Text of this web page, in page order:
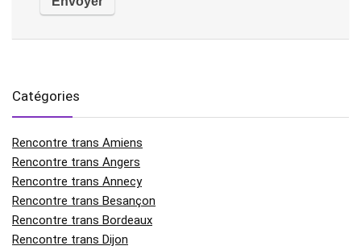
Catégories
Rencontre trans Amiens
Rencontre trans Angers
Rencontre trans Annecy
Rencontre trans Besançon
Rencontre trans Bordeaux
Rencontre trans Dijon